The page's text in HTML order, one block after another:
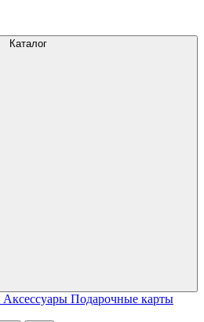
Каталог
Аксессуары Подарочные карты